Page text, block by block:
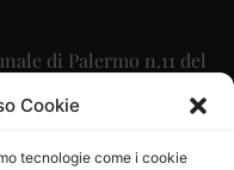
Cookie
tecnologie come i cookie
di Palermo n.11 del